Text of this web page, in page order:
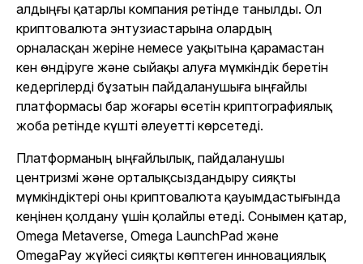
алдыңғы қатарлы компания ретінде танылды. Ол
криптовалюта энтузиастарына олардың
орналасқан жеріне немесе уақытына қарамастан
кен өндіруге және сыйақы алуға мүмкіндік беретін
кедергілерді бұзатын пайдаланушыға ыңғайлы
платформасы бар жоғары өсетін криптографиялық
жоба ретінде күшті әлеуетті көрсетеді.
Платформаның ыңғайлылық, пайдаланушы
центризмі және орталықсыздандыру сияқты
мүмкіндіктері оны криптовалюта қауымдастығында
кеңінен қолдану үшін қолайлы етеді. Сонымен қатар,
Omega Metaverse, Omega LaunchPad және
OmegaPay жүйесі сияқты көптеген инновациялық